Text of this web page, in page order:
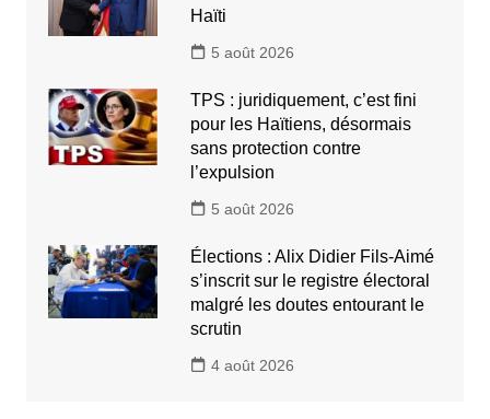
Haïti
5 août 2026
TPS : juridiquement, c’est fini
pour les Haïtiens, désormais
sans protection contre
l’expulsion
5 août 2026
Élections : Alix Didier Fils-Aimé
s’inscrit sur le registre électoral
malgré les doutes entourant le
scrutin
4 août 2026